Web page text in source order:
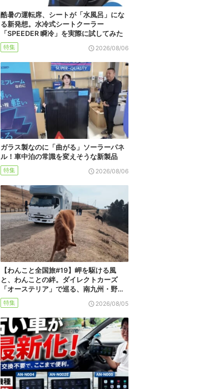
酷暑の運転席、シートが「水風呂」にな
る新発想。水冷式シートクーラー
「SPEEDER 瞬冷」を実際に試してみた
特集 2026/08/06
ガラス製なのに「曲がる」ソーラーパネ
ル！車中泊の常識を変えそうな新製品
特集 2026/08/06
【わんこと全国旅#19】岬を駆ける風
と、わんことの絆。ダイレクトカーズ
「オーステリア」で巡る、南九州・野…
特集 2026/08/05